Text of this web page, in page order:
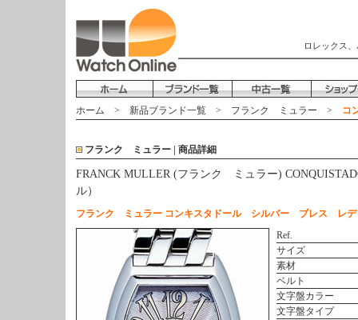
ロレックス
ホーム > 新品ブランド一覧 > フランク ミュラー > コ
フランク ミュラー | 商品詳細
FRANCK MULLER (フランク ミュラー)
ル）
フランク ミュラー コンキスタドール シルバー ブレス レデ
Ref.
サイズ
素材
ベルト
文字盤カラー
文字盤タイプ